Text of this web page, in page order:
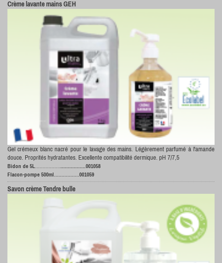
Crème lavante mains GEH
Gel crémeux blanc nacré pour le lavage des mains. Légèrement parfumé à l'amande
douce. Proprités hydratantes. Excellente compatibilité dermique. pH 7/7,5
Bidon de 5L
.................001058
Flacon-pompe 500ml
001059
Savon crème Tendre bulle